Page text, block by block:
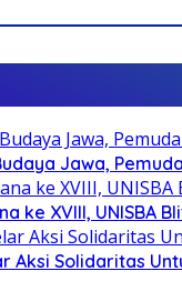
Jawa,
ke XVIII, UNISBA
Aksi Solidaritas